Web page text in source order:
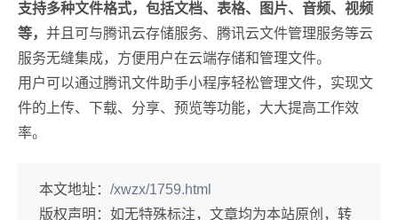
支持多种文件格式，包括文档、表格、图片、音频、视频
等， 并且可与腾讯云存储服务、腾讯云文件管理服务等云
服务无缝集成，方便用户在云端存储和管理文件。
用户可以通过腾讯文件助手小程序轻松管理文件，实现文
件的上传、下载、分享、预览等功能，大大提高工作效
率。
本文地址： /xwzx/1759.html
版权声明： 如无特殊标注，文章均为本站原创，转